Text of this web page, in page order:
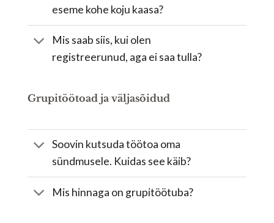
eseme kohe koju kaasa?
Mis saab siis, kui olen
registreerunud, aga ei saa tulla?
Grupitöötoad ja väljasõidud
Soovin kutsuda töötoa oma
sündmusele. Kuidas see käib?
Mis hinnaga on grupitöötuba?